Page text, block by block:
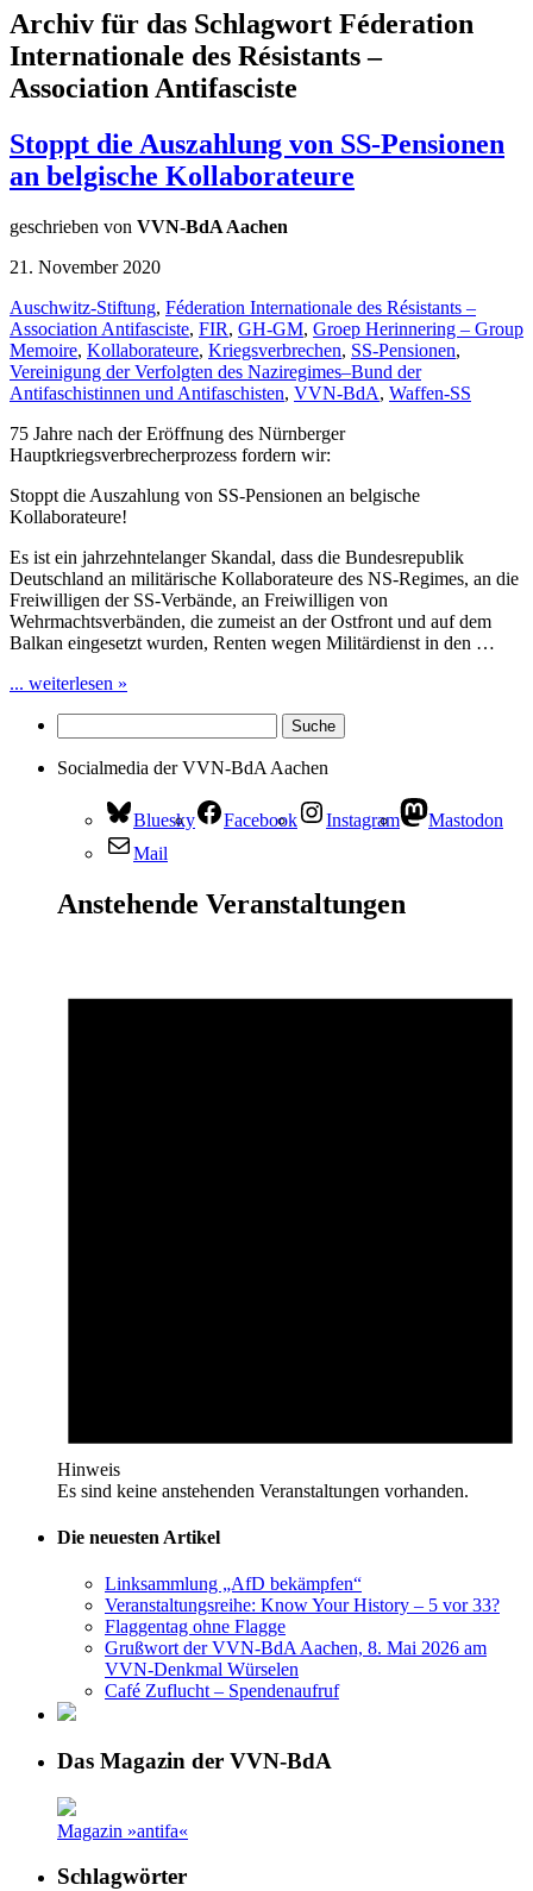
Archiv für das Schlagwort Féderation
Internationale des Résistants –
Association Antifasciste
Stoppt die Auszahlung von SS-Pensionen
an belgische Kollaborateure
geschrieben von VVN-BdA Aachen
21. November 2020
Auschwitz-Stiftung, Féderation Internationale des Résistants –
Association Antifasciste, FIR, GH-GM, Groep Herinnering – Group
Memoire, Kollaborateure, Kriegsverbrechen, SS-Pensionen,
Vereinigung der Verfolgten des Naziregimes–Bund der
Antifaschistinnen und Antifaschisten, VVN-BdA, Waffen-SS
75 Jahre nach der Eröffnung des Nürnberger
Hauptkriegsverbrecherprozess fordern wir:
Stoppt die Auszahlung von SS-Pensionen an belgische
Kollaborateure!
Es ist ein jahrzehntelanger Skandal, dass die Bundesrepublik
Deutschland an militärische Kollaborateure des NS-Regimes, an die
Freiwilligen der SS-Verbände, an Freiwilligen von
Wehrmachtsverbänden, die zumeist an der Ostfront und auf dem
Balkan eingesetzt wurden, Renten wegen Militärdienst in den …
... weiterlesen »
Socialmedia der VVN-BdA Aachen
Bluesky Facebook Instagram
Mastodon
Mail
Anstehende Veranstaltungen
Hinweis
Es sind keine anstehenden Veranstaltungen vorhanden.
Die neuesten Artikel
Linksammlung „AfD bekämpfen“
Veranstaltungsreihe: Know Your History – 5 vor 33?
Flaggentag ohne Flagge
Grußwort der VVN-BdA Aachen, 8. Mai 2026 am
VVN-Denkmal Würselen
Café Zuflucht – Spendenaufruf
Das Magazin der VVN-BdA
Magazin »antifa«
Schlagwörter